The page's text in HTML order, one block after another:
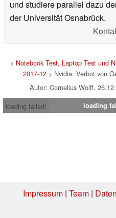
und studiere parallel dazu
der Universität Osnabrück.
> Notebook Test, Laptop Test und
2017-12 > Nvidia: Verbot von
Autor: Cornelius Wolff,
loading failed!
loading
Impressum| Team|